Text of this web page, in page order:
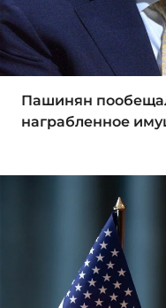
Пашинян
награбленное